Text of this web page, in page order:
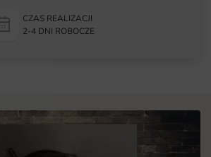
CZAS REALIZACJI
2-4 DNI ROBOCZE